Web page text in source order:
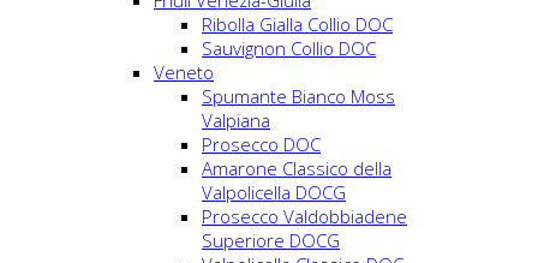
Ribolla Gialla Collio DOC
Sauvignon Collio DOC
Veneto
Spumante Bianco Moss
Valpiana
Prosecco DOC
Amarone Classico della
Valpolicella DOCG
Prosecco Valdobbiadene
Superiore DOCG